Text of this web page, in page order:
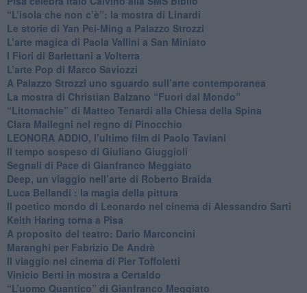
“L’isola che non c’è”: la mostra di Linardi
​Le storie di Yan Pei-Ming a Palazzo Strozzi
​L’arte magica di Paola Vallini a San Miniato
​I Fiori di Barlettani a Volterra
​L’arte Pop di Marco Saviozzi
​A Palazzo Strozzi uno sguardo sull’arte contemporanea
La mostra di Christian Balzano “Fuori dal Mondo”
​“Litomachie” di Matteo Tenardi alla Chiesa della Spina
​Clara Mallegni nel regno di Pinocchio
​LEONORA ADDIO, l’ultimo film di Paolo Taviani
Il tempo sospeso di Giuliano Giuggioli
Segnali di Pace di Gianfranco Meggiato
​Deep, un viaggio nell’arte di Roberto Braida
​Luca Bellandi : la magia della pittura
​Il poetico mondo di Leonardo nel cinema di Alessandro Sarti
​Keith Haring torna a Pisa
​A proposito del teatro: Dario Marconcini
Maranghi per Fabrizio De Andrè
​Il viaggio nel cinema di Pier Toffoletti
Vinicio Berti in mostra a Certaldo
“L’uomo Quantico” di Gianfranco Meggiato